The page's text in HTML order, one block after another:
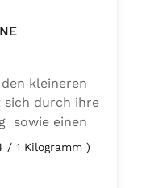
kleineren
sich durch ihre
sowie einen
Linsen
verfügen.
/ 1 Kilogramm )